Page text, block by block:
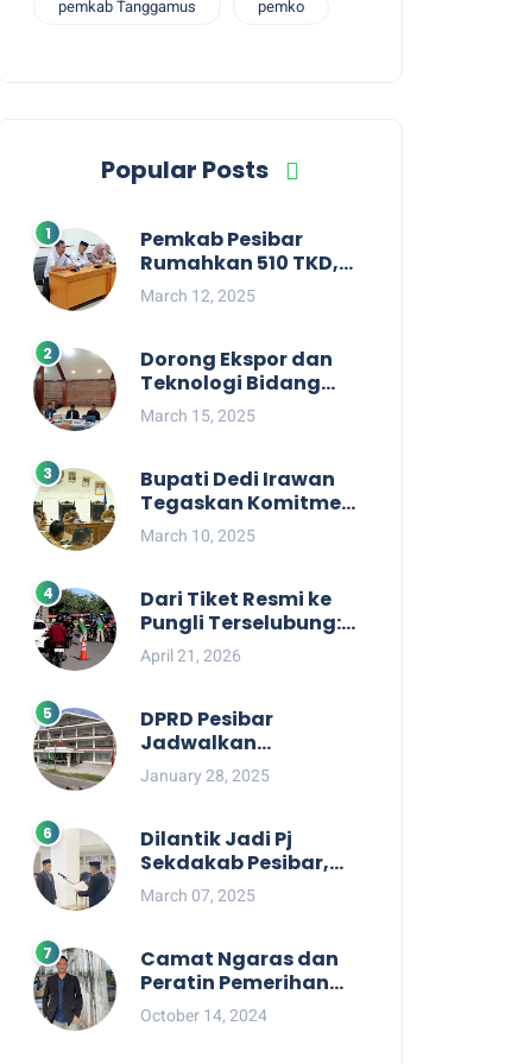
pemkab Tanggamus pemko
Popular Posts
Pemkab Pesibar
Rumahkan 510 TKD,
Suryadi : Jangan
Kaitkan Dengan
March 12, 2025
Dorong Ekspor dan
Teknologi Bidang
Perikanan, Bupati
Pesisir Barat Audiensi
March 15, 2025
Bupati Dedi Irawan
Tegaskan Komitmen
Kepemimpinan yang
Berpihak kepada
Rapat Koordinasi OPD
March 10, 2025
Dari Tiket Resmi ke
Pungli Terselubung:
Kisruh Rp36 Juta
Pengelolaan Tiket
Jukung
April 21, 2026
DPRD Pesibar
Jadwalkan
Pemanggilan Pihak
Pemkab Terkait Nasib
Tahun 2025
January 28, 2025
Dilantik Jadi Pj
Sekdakab Pesibar,
Tedi Zadmiko
Ternyata Punya
Gemilang
March 07, 2025
Camat Ngaras dan
Peratin Pemerihan
Diduga Terlibat
Politik Praktis,
October 14, 2024